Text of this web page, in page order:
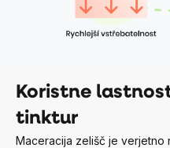
Koristne
tinktur
Maceracija zelišč je verjetno